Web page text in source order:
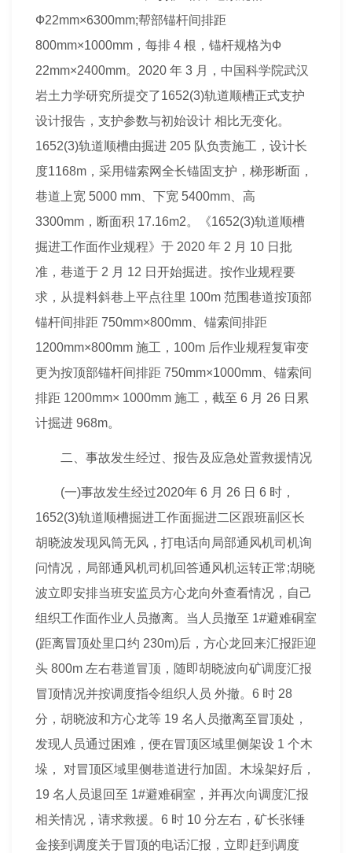
Ф22mm×6300mm;帮部锚杆间排距
800mm×1000mm，每排 4 根，锚杆规格为Ф
22mm×2400mm。2020 年 3 月，中国科学院武汉
岩土力学研究所提交了1652(3)轨道顺槽正式支护
设计报告，支护参数与初始设计 相比无变化。
1652(3)轨道顺槽由掘进 205 队负责施工， 设计长
度1168m，采用锚索网全长锚固支护，梯形断面，
巷道上宽 5000 mm、下宽 5400mm、高
3300mm，断面积 17.16m2。《1652(3)轨道顺槽
掘进工作面作业规程》于 2020 年 2 月 10 日批
准，巷道于 2 月 12 日开始掘进。按作业规程要
求，从提料斜巷上平点往里 100m 范围巷道按顶部
锚杆间排距 750mm×800mm、锚索间排距
1200mm×800mm 施工，100m 后作业规程复审变
更为按顶部锚杆间排距 750mm×1000mm、锚索间
排距 1200mm× 1000mm 施工，截至 6 月 26 日累
计掘进 968m。
二、事故发生经过、报告及应急处置救援情况
(一)事故发生经过2020年 6 月 26 日 6 时，
1652(3)轨道顺槽掘进工作面掘进二区跟班副区长
胡晓波发现风筒无风，打电话向局部通风机司机询
问情况，局部通风机司机回答通风机运转正常;胡晓
波立即安排当班安监员方心龙向外查看情况，自己
组织工作面作业人员撤离。当人员撤至 1#避难硐室
(距离冒顶处里口约 230m)后，方心龙回来汇报距迎
头 800m 左右巷道冒顶，随即胡晓波向矿调度汇报
冒顶情况并按调度指令组织人员 外撤。6 时 28
分，胡晓波和方心龙等 19 名人员撤离至冒顶处，
发现人员通过困难，便在冒顶区域里侧架设 1 个木
垛， 对冒顶区域里侧巷道进行加固。木垛架好后，
19 名人员退回至 1#避难硐室，并再次向调度汇报
相关情况，请求救援。6 时 10 分左右，矿长张锤
金接到调度关于冒顶的电话汇报，立即赶到调度